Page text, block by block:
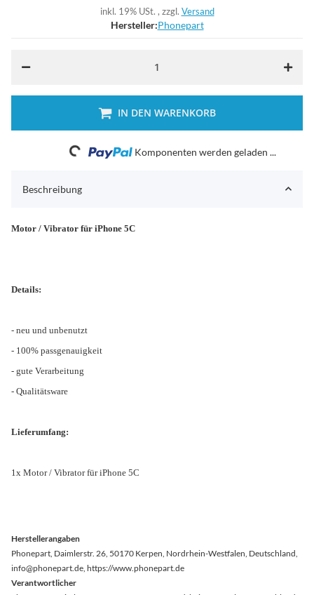
inkl. 19% USt. , zzgl. Versand
Hersteller:Phonepart
IN DEN WARENKORB
Loading... Komponenten werden geladen ...
Beschreibung
Motor / Vibrator für iPhone 5C
Details:
- neu und unbenutzt
- 100% passgenauigkeit
- gute Verarbeitung
- Qualitätsware
Lieferumfang:
1x Motor / Vibrator für iPhone 5C
Herstellerangaben
Phonepart, Daimlerstr. 26, 50170 Kerpen, Nordrhein-Westfalen, Deutschland,
info@phonepart.de, https://www.phonepart.de
Verantwortlicher